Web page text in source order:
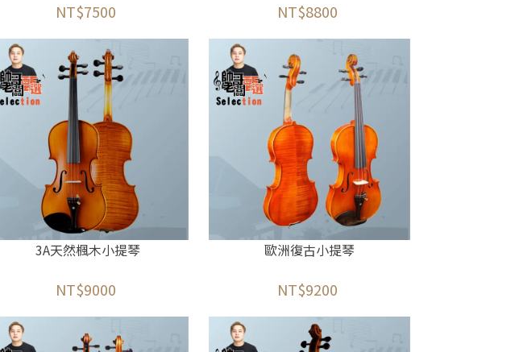
NT$7500 NT$8800
3A天然楓木小提琴
NT$9000
歐洲復古小提琴
NT$9200